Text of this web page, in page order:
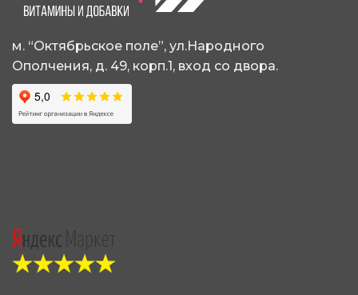
м. “Октябрьское поле”, ул.Народного
Ополчения, д. 49, корп.1, вход со двора.